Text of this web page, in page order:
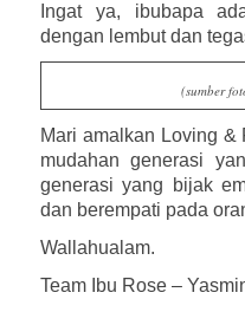
Ingat ya, ibubapa
dengan lembut dan
(sumber
Mari amalkan Loving &
mudahan generasi
generasi yang bijak
dan berempati pada
Wallahualam.
Team Ibu Rose –